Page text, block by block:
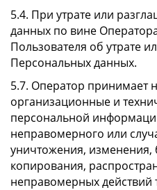
5.4. При утрате или
данных по вине
Пользователя об утрате
Персональных данных.
5.7. Оператор принимает
организационные и
персональной
неправомерного или
уничтожения, изменения,
копирования,
неправомерных действий